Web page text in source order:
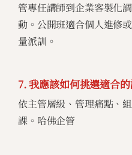
管專任講師到企業客製化
動。公開班適合個人進修
量派訓。
7. 我應該如何挑選適合的
依主管層級、管理痛點、
課。哈佛企管